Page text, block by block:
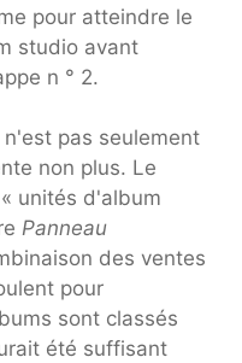
pour atteindre le
studio avant
n ° 2.
n'est pas seulement
non plus. Le
unités d'album
Panneau
des ventes
pour
sont classés
été suffisant